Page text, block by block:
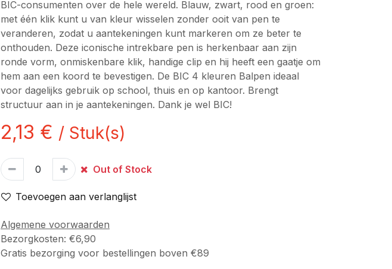
BIC-consumenten over de hele wereld. Blauw, zwart, rood en groen:
met één klik kunt u van kleur wisselen zonder ooit van pen te
veranderen, zodat u aantekeningen kunt markeren om ze beter te
onthouden. Deze iconische intrekbare pen is herkenbaar aan zijn
ronde vorm, onmiskenbare klik, handige clip en hij heeft een gaatje om
hem aan een koord te bevestigen. De BIC 4 kleuren Balpen ideaal
voor dagelijks gebruik op school, thuis en op kantoor. Brengt
structuur aan in je aantekeningen. Dank je wel BIC!
2,13 € / Stuk(s)
Out of Stock
Toevoegen aan verlanglijst
Algemene voorwaarden
Bezorgkosten: €6,90
Gratis bezorging voor bestellingen boven €89